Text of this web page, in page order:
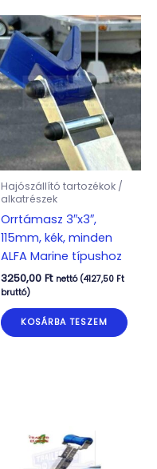
Hajószállító tartozékok /
alkatrészek
Orrtámasz 3″x3″,
115mm, kék, minden
ALFA Marine típushoz
3250,00 Ft nettó (4127,50 Ft
bruttó)
KOSÁRBA TESZEM